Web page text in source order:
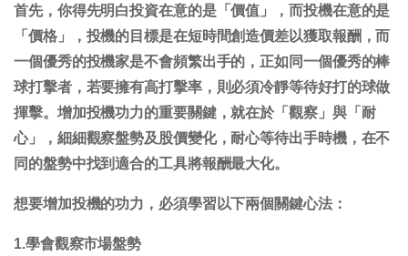
首先，你得先明白投資在意的是「價值」，而投機在意的是
「價格」，投機的目標是在短時間創造價差以獲取報酬，而
一個優秀的投機家是不會頻繁出手的，正如同一個優秀的棒
球打擊者，若要擁有高打擊率，則必須冷靜等待好打的球做
揮擊。增加投機功力的重要關鍵，就在於「觀察」與「耐
心」，細細觀察盤勢及股價變化，耐心等待出手時機，在不
同的盤勢中找到適合的工具將報酬最大化。
想要增加投機的功力，必須學習以下兩個關鍵心法：
1.學會觀察市場盤勢